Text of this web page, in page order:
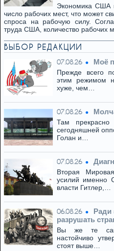
Экономика США
число рабочих мест, что может
спроса на рабочую силу.
труда США, количество рабочих
ВЫБОР РЕДАКЦИИ
07.08.26 Моё
Прежде всего
этим режимом
хуже, чем…
07.08.26
Там
сегодняшней
Голан и…
07.08.26
Вторая
усилий именно
власти Гитлер,…
06.08.26
Ради
разрушать
Вы же те
настойчиво
стоят выше…